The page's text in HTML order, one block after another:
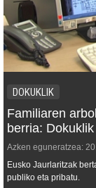
DOKUKLIK
Familiaren
berria: Dokuklik
Azken eguneratzea:
Eusko Jaurlaritzak
publiko eta pribatu.